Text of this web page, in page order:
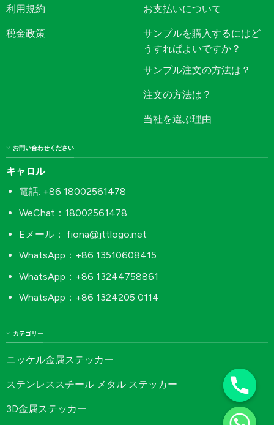
利用規約
税金政策
お支払いについて
サンプルを購入するにはど
うすればよいですか？
サンプル注文の方法は？
注文の方法は？
当社を選ぶ理由
カテゴリー
ニッケル金属ステッカー
ステンレススチール メタル ステッカー
3D金属ステッカー
お問い合わせください
キャロル
電話: +86 18002561478
WeChat：18002561478
Eメール： fiona@jttlogo.net
WhatsApp：+86 13510608415
WhatsApp：+86 13244758861
WhatsApp：+86 1324205 0114